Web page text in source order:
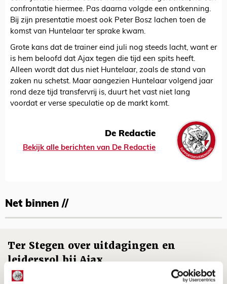
confrontatie hiermee. Pas daarna volgde een ontkenning.
Bij zijn presentatie moest ook Peter Bosz lachen toen de
komst van Huntelaar ter sprake kwam.
Grote kans dat de trainer eind juli nog steeds lacht, want er
is hem beloofd dat Ajax tegen die tijd een spits heeft.
Alleen wordt dat dus niet Huntelaar, zoals de stand van
zaken nu schetst. Maar aangezien Huntelaar volgend jaar
rond deze tijd transfervrij is, duurt het vast niet lang
voordat er verse speculatie op de markt komt.
De Redactie
Bekijk alle berichten van De Redactie
Net binnen //
Ter Stegen over uitdagingen en
leidersrol bij Ajax
05 AUGUSTUS 2026 - 20:00